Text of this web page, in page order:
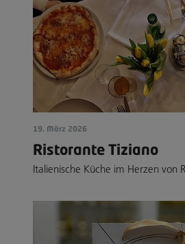
19. März 2026
Ristorante Tiziano
Italienische Küche im Herzen von